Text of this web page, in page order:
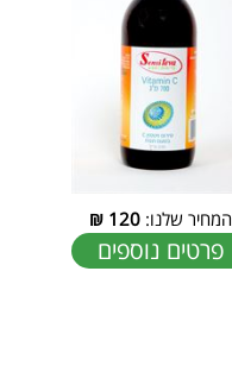
המחיר שלנו:120
₪
פרטים נוספים